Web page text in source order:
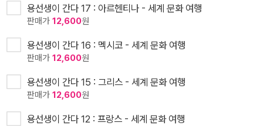
용선생이 간다 17 : 아르헨티나 - 세계 문화 여행
판매가 12,600원
용선생이 간다 16 : 멕시코 - 세계 문화 여행
판매가 12,600원
용선생이 간다 15 : 그리스 - 세계 문화 여행
판매가 12,600원
용선생이 간다 12 : 프랑스 - 세계 문화 여행